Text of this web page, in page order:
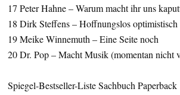
17 Peter Hahne – Warum macht ihr uns
18 Dirk Steffens – Hoffnungslos optimistisch
19 Meike Winnemuth – Eine Seite noch
20 Dr. Pop – Macht Musik (momentan nicht
Spiegel-Bestseller-Liste Sachbuch Paperback